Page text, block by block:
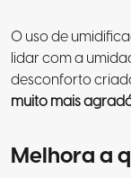
O uso de
lidar com a
desconforto
muito mais
Melhora a